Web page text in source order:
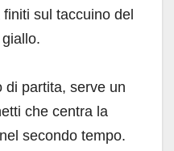
sul taccuino del
di partita, serve un
che centra la
secondo tempo.